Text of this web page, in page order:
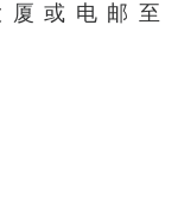
或电邮至